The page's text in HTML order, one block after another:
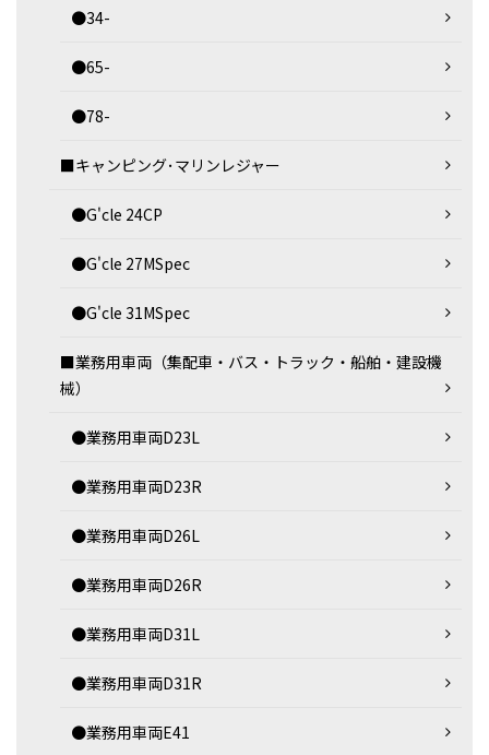
●34-
●65-
●78-
■キャンピング･マリンレジャー
●G'cle 24CP
●G'cle 27MSpec
●G'cle 31MSpec
■業務用車両（集配車・バス・トラック・船舶・建設機
械）
●業務用車両D23L
●業務用車両D23R
●業務用車両D26L
●業務用車両D26R
●業務用車両D31L
●業務用車両D31R
●業務用車両E41